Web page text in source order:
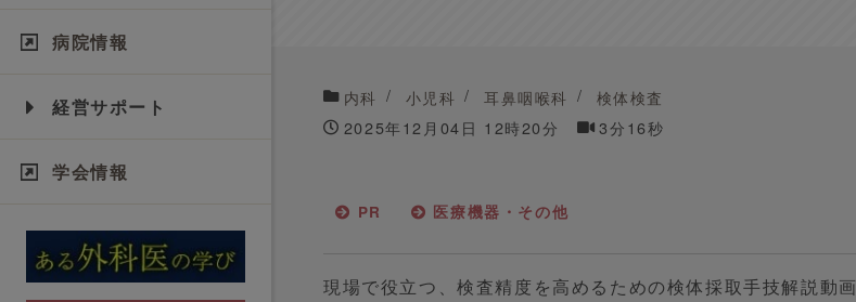
病院情報
経営サポート
学会情報
内科 小児科 耳鼻咽喉科
検体検査
2025年12月04日 12時20分
3分16秒
PR 医療機器・その他
現場で役立つ、検査精度を高めるための検体採取手技解説動画